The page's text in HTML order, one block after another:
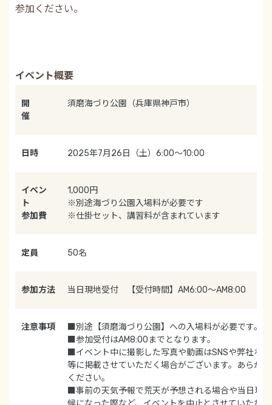
参加ください。
イベント概要
開
催
須磨海づり公園（兵庫県神戸市）
日時 2025年7月26日（土）6:00～10:00
イベン
ト
参加費
1,000円
※別途海づり公園入場料が必要です
※仕掛セット、講習料が含まれています
定員 50名
参加方法 当日現地受付 【受付時間】AM6:00～AM8:00
注意事項
■別途【須磨海づり公園】への入場料が必要です。
■参加受付はAM8:00までとなります。
■イベント中に撮影した写真や動画はSNSや弊社ホ
等に掲載させていただく場合がございます。あらか
ください。
■事前の天気予報で荒天が予想される場合や当日現